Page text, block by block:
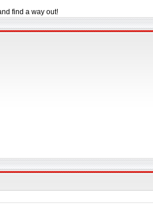
find a way out!